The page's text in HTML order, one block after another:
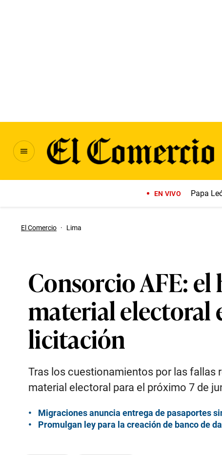
EN VIVO Papa
El Comercio · Lima
Consorcio AFE:
material electoral
licitación
Tras los cuestionamientos por las fallas
material electoral para el próximo 7 de
Migraciones anuncia entrega de pasaportes
Promulgan ley para la creación de banco de